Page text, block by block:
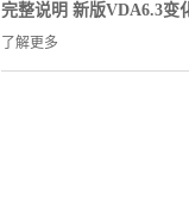
完整说明 新版VDA6.3变
了解更多